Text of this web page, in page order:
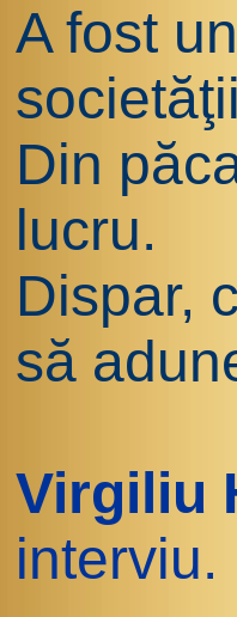
A fost
Din
lucru.
Dispar,
să
Virgiliu
interviu.